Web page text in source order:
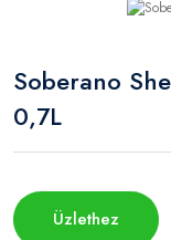
Soberano
0,7L
Üzlethez